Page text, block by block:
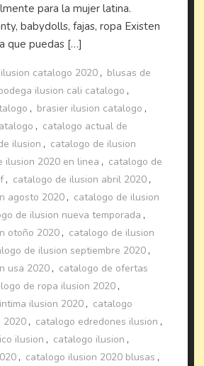
para la mujer latina.
babydolls, fajas, ropa Existen
que puedas […]
catalogo 2020 , blusas de
ilusion cali catalogo ,
, brasier ilusion catalogo ,
, catalogo actual de
ilusion , catalogo de ilusion
ilusion 2020 en linea , catalogo de
, catalogo de ilusion abril 2020 ,
agosto 2020 , catalogo de ilusion
de ilusion nueva temporada ,
otoño 2020 , catalogo de ilusion
de ilusion septiembre 2020 ,
usa 2020 , catalogo de ofertas
de ropa ilusion 2020 ,
ilusion 2020 , catalogo
2020 , catalogo edredones ilusion ,
ilusion , catalogo ilusion ,
, catalogo ilusion 2020 blusas ,